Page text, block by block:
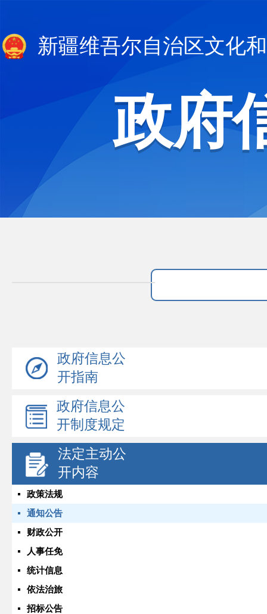
新疆维吾尔自治区文化
政府
政府信息公
开指南
政府信息公
开制度规定
法定主动公
开内容
政策法规
通知公告
财政公开
人事任免
统计信息
依法治旅
招标公告